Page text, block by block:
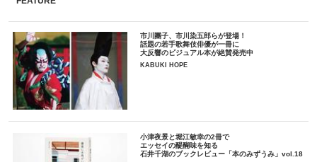
市川團子、市川染五郎らが登場！
話題の若手歌舞伎俳優が一冊に
大反響のビジュアル本が絶賛発売中
KABUKI HOPE
小津夜景と堀江敏幸の2冊で
エッセイの醍醐味を知る
石井千湖のブックレビュー「本のみずうみ」vol.18